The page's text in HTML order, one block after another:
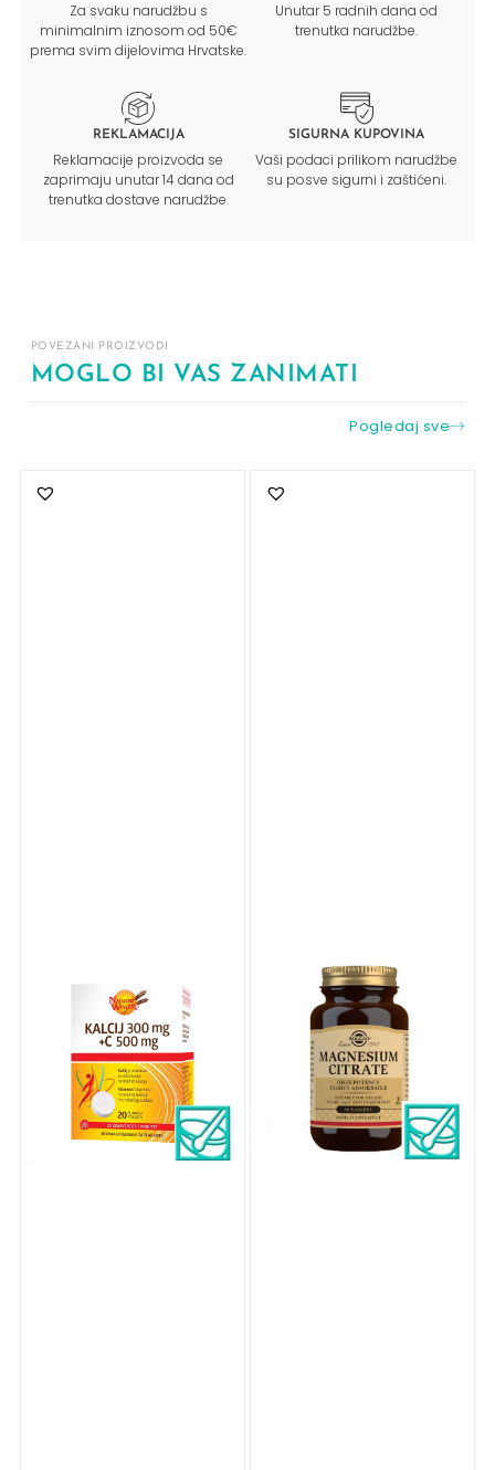
Za svaku narudžbu s
minimalnim iznosom od 50€
prema svim dijelovima Hrvatske.
Unutar 5 radnih dana od
trenutka narudžbe.
REKLAMACIJA
Reklamacije proizvoda se
zaprimaju unutar 14 dana od
trenutka dostave narudžbe.
SIGURNA KUPOVINA
Vaši podaci prilikom narudžbe
su posve sigurni i zaštićeni.
POVEZANI PROIZVODI
MOGLO BI VAS ZANIMATI
Pogledaj sve